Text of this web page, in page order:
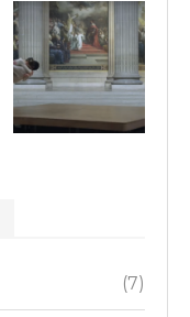
(7)